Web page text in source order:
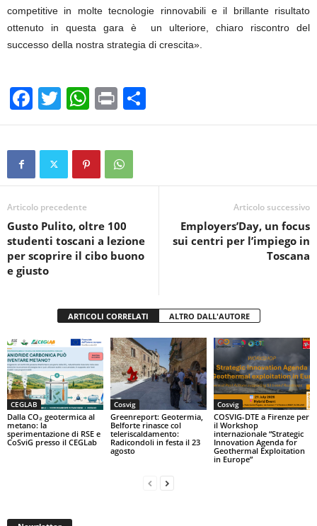
competitive in molte tecnologie rinnovabili e il brillante risultato
ottenuto in questa gara è un ulteriore, chiaro riscontro del
successo della nostra strategia di crescita».
F
a
c
b
o
o
k
T
wi
tt
W
h
at
s
A
p
Pr
in
t
o
vi
Articolo precedente
Gusto Pulito, oltre 100
studenti toscani a lezione
per scoprire il cibo buono
e giusto
Articolo successivo
Employers’Day, un focus
sui centri per l’impiego in
Toscana
ARTICOLI CORRELATI ALTRO DALL'AUTORE
CEGLAB
Dalla CO₂ geotermica al
metano: la
sperimentazione di RSE e
CoSviG presso il CEGLab
Cosvig
Greenreport: Geotermia,
Belforte rinasce col
teleriscaldamento:
Radicondoli in festa il 23
agosto
Cosvig
COSVIG-DTE a Firenze per
il Workshop
internazionale “Strategic
Innovation Agenda for
Geothermal Exploitation
in Europe”